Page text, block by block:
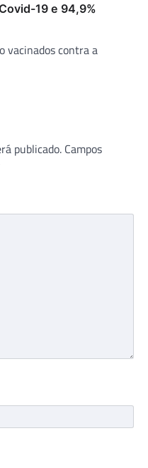
19 e 94,9%
vacinados contra a
publicado. Campos